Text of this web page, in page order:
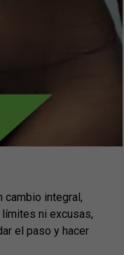
cambio integral,
ni excusas,
el paso y hacer